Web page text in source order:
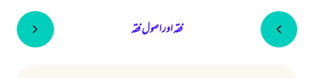
فقہ اور اصول فقہ